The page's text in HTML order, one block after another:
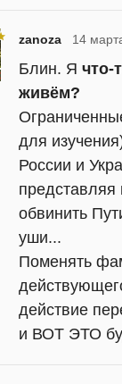
zanoza 14
Блин. Я что-
живём?
для
России и
представляя
обвинить
уши...
Поменять
действие
и ВОТ ЭТО